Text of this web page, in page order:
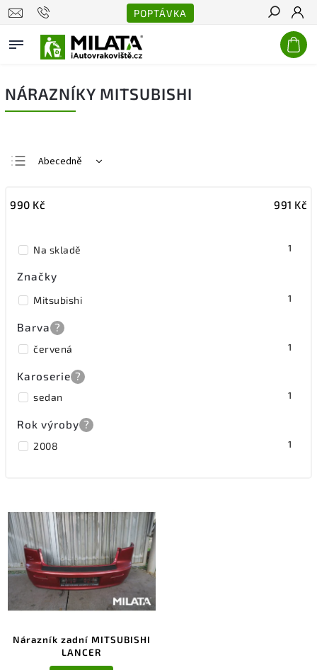
POPTÁVKA
Hledat
NÁRAZNÍKY MITSUBISHI
Abecedně
Nejdražší
990 Kč 991 Kč
Na skladě 1
Značky
Mitsubishi 1
Barva ?
červená 1
Karoserie ?
sedan 1
Rok výroby ?
2008 1
Nárazník zadní MITSUBISHI
LANCER